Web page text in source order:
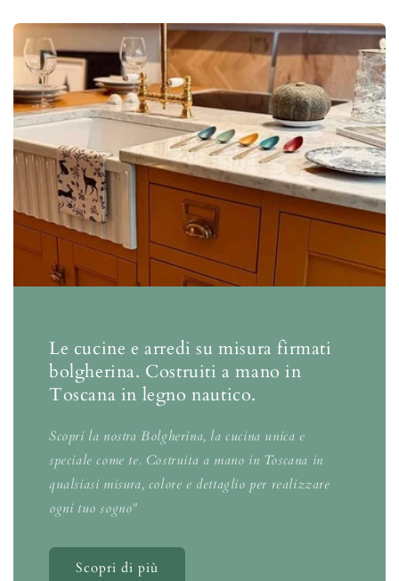
Le cucine e arredi su misura firmati
bolgherina. Costruiti a mano in
Toscana in legno nautico.
Scopri la nostra Bolgherina, la cucina unica e
speciale come te. Costruita a mano in Toscana in
qualsiasi misura, colore e dettaglio per realizzare
ogni tuo sogno"
Scopri di più